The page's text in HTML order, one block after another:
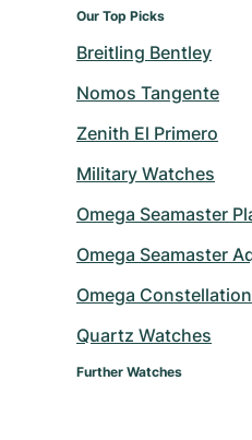
Our Top Picks
Breitling Bentley
Nomos Tangente
Zenith El Primero
Military Watches
Omega Seamaster
Omega Seamaster
Omega Constellation
Quartz Watches
Further Watches